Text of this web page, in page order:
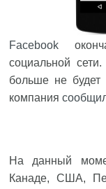
Facebook
социальной
больше не
компания
На данный
Канаде, США,